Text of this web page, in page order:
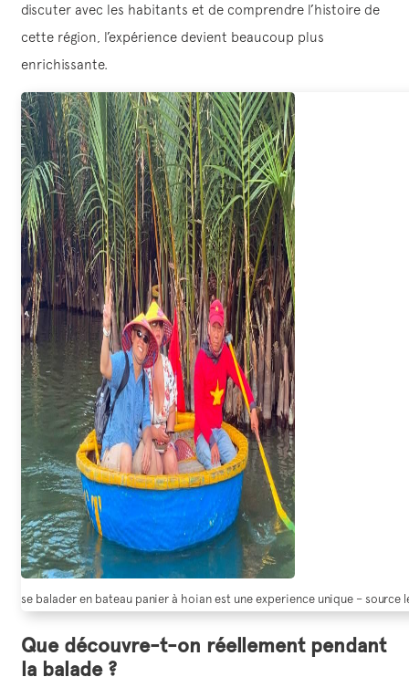
discuter avec les habitants et de comprendre l’histoire de
cette région, l’expérience devient beaucoup plus
enrichissante.
se balader en bateau panier à hoian est une experience unique – source
Que découvre-t-on réellement pendant
la balade ?